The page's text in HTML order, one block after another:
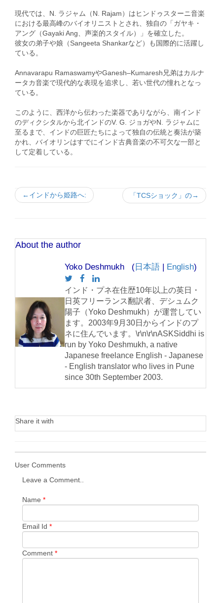
現代では、N. ラジャム（N. Rajam）はヒンドゥスターニ音楽
における最高峰のバイオリニストとされ、独自の「ガヤキ・
アング（Gayaki Ang、声楽的スタイル）」を確立した。
彼女の弟子や娘（Sangeeta Shankarなど）も国際的に活躍し
ている。
Annavarapu RamaswamyやGanesh–Kumaresh兄弟はカルナ
ータカ音楽で現代的な表現を追求し、若い世代の憧れとなっ
ている。
このように、西洋から伝わった楽器でありながら、南インド
のディクシタルから北インドのV. G. ジョガやN. ラジャムに
至るまで、インドの巨匠たちによって独自の伝統と奏法が築
かれ、バイオリンはすでにインド古典音楽の不可欠な一部と
して定着している。
←インドから姫路へ: 「TCSショック」の→
About the author
Yoko Deshmukh ( 日本語 | English)
インド・プネ在住歴10年以上の英日・
日英フリーランス翻訳者、デシュムク
陽子（Yoko Deshmukh）が運営してい
ます。2003年9月30日からインドのプ
ネに住んでいます。\r\n\r\nASKSiddhi is
run by Yoko Deshmukh, a native
Japanese freelance English - Japanese
- English translator who lives in Pune
since 30th September 2003.
Share it with
User Comments
Leave a Comment..
Name *
Email Id *
Comment *